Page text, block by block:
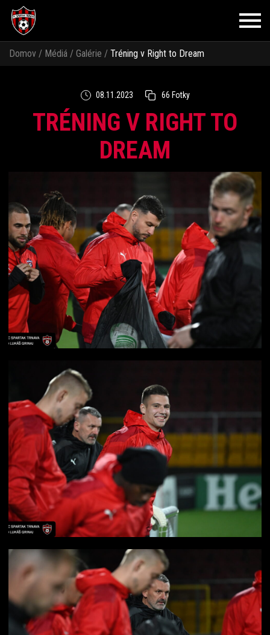
Domov / Médiá / Galérie / Tréning v Right to Dream
08.11.2023 66 Fotky
TRÉNING V RIGHT TO
DREAM